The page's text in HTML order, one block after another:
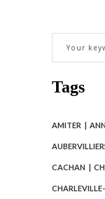
Tags
AMITER
CACHAN